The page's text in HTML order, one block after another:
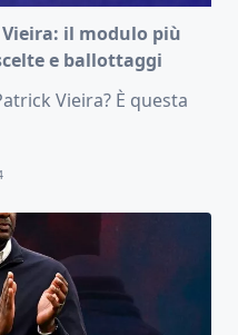
il modulo più
e ballottaggi
Vieira? È questa